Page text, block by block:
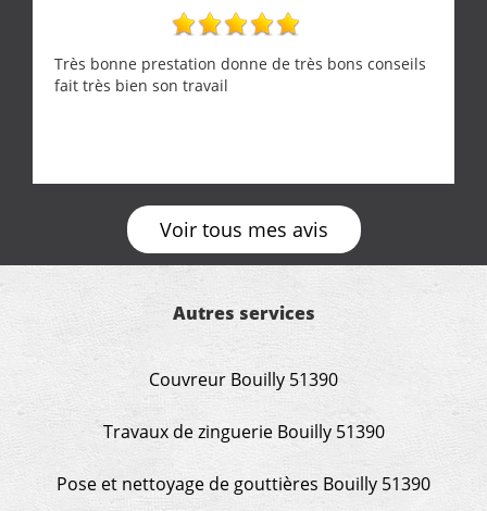
Très bonne prestation donne de très bons conseils
fait très bien son travail
Voir tous mes avis
Autres services
Couvreur Bouilly 51390
Travaux de zinguerie Bouilly 51390
Pose et nettoyage de gouttières Bouilly 51390